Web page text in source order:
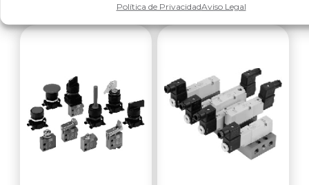
Política de PrivacidadAviso Legal